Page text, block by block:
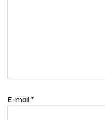
E-mail *